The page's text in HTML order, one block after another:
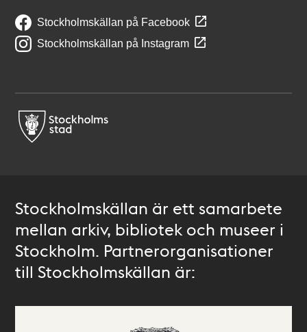
Stockholmskällan på Facebook
Stockholmskällan på Instagram
Stockholmskällan är ett samarbete
mellan arkiv, bibliotek och museer i
Stockholm. Partnerorganisationer
till Stockholmskällan är: